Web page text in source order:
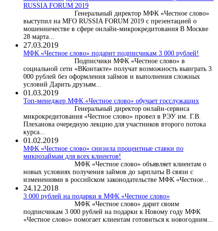
RUSSIA FORUM 2019
Генеральный директор МФК «Честное слово»
выступил на MFO RUSSIA FORUM 2019 с презентацией о
мошенничестве в сфере онлайн-микрокредитования В Москве
28 марта...
27.03.2019
МФК «Честное слово» подарит подписчикам 3 000 рублей!
Подписчики МФК «Честное слово» в
социальной сети «ВКонтакте» получат возможность выиграть 3
000 рублей без оформления займов и выполнения сложных
условий Дарить друзьям...
01.03.2019
Топ-менеджер МФК «Честное слово» обучает госслужащих
Генеральный директор онлайн-сервиса
микрокредитования «Честное слово» провел в РЭУ им. Г.В.
Плеханова очередную лекцию для участников второго потока
курса...
01.02.2019
МФК «Честное слово» снизила процентные ставки по
микрозаймам для всех клиентов!
МФК «Честное слово» объявляет клиентам о
новых условиях получения займов до зарплаты В связи с
изменениями в российском законодательстве МФК «Честное...
24.12.2018
3 000 рублей на подарки в МФК «Честное слово»
МФК «Честное слово» дарит своим
подписчикам 3 000 рублей на подарки к Новому году МФК
«Честное слово» помогает клиентам готовиться к новогодним...